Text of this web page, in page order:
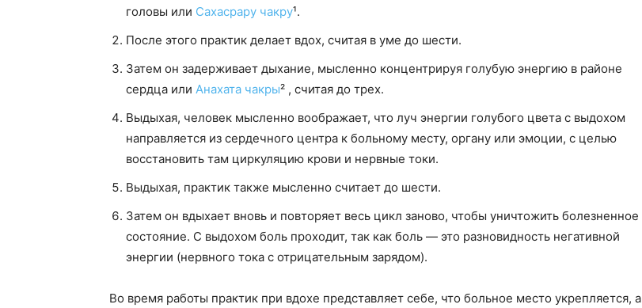
головы или Сахасрару чакру¹.
После этого практик делает вдох, считая в уме до шести.
Затем он задерживает дыхание, мысленно концентрируя голубую энергию в районе
сердца или Анахата чакры² , считая до трех.
Выдыхая, человек мысленно воображает, что луч энергии голубого цвета с выдохом
направляется из сердечного центра к больному месту, органу или эмоции, с целью
восстановить там циркуляцию крови и нервные токи.
Выдыхая, практик также мысленно считает до шести.
Затем он вдыхает вновь и повторяет весь цикл заново, чтобы уничтожить болезненное
состояние. С выдохом боль проходит, так как боль — это разновидность негативной
энергии (нервного тока с отрицательным зарядом).
Во время работы практик при вдохе представляет себе, что больное место укрепляется, а